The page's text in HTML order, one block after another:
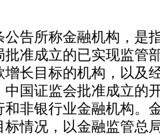
所称金融机构，是
批准成立的已实现监管
增长目标的机构，以及
中国证监会批准成立的
和非银行业金融机构。
标情况，以金融监管总